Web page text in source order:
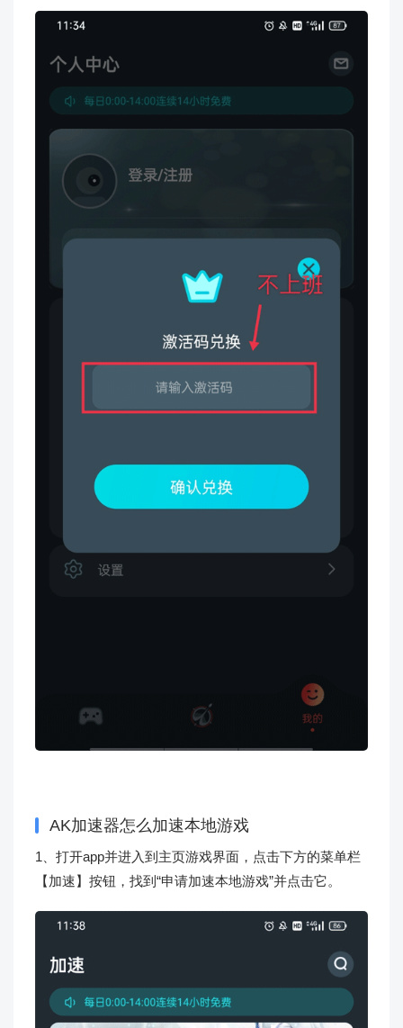
AK加速器怎么加速本地游戏
1、打开app并进入到主页游戏界面，点击下方的菜单栏
【加速】按钮，找到“申请加速本地游戏”并点击它。